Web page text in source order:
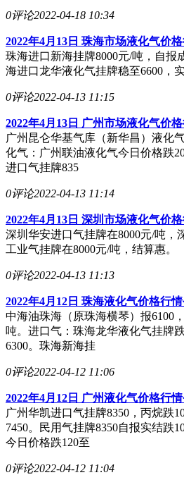
0评论2022-04-18 10:34
2022年4月13日 珠海市场液化气价
珠海进口新海挂牌8000元/吨，自报
海进口龙华液化气挂牌稳至6600，实
0评论2022-04-13 11:15
2022年4月13日 广州市场液化气价
广州昆仑华基气库（新华昌）液化
化气：广州联油液化气今日价格跌
进口气挂牌835
0评论2022-04-13 11:14
2022年4月13日 深圳市场液化气价
深圳华安进口气挂牌在8000元/吨，
工业气挂牌在8000元/吨，结算惠。
0评论2022-04-13 11:13
2022年4月12日 珠海液化气价格行
中海油珠海（原珠海横琴）报6100
吨。进口气：珠海龙华液化气挂牌
6300。珠海新海挂
0评论2022-04-12 11:06
2022年4月12日 广州液化气价格行
广州华凯进口气挂牌8350，丙烷跌
7450。民用气挂牌8350自报实结跌
今日价格跌120至
0评论2022-04-12 11:04